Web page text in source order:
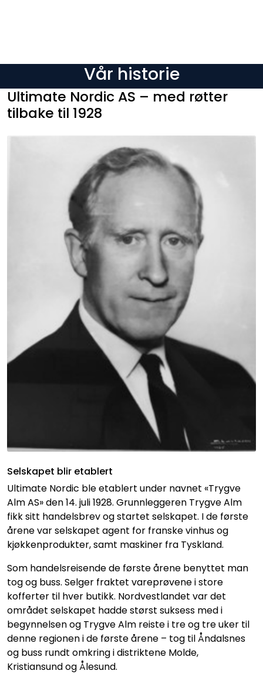
Vår historie
Selskapet blir etablert
Ultimate Nordic ble etablert under navnet «Trygve
Alm AS» den 14. juli 1928. Grunnleggeren Trygve Alm
fikk sitt handelsbrev og startet selskapet. I de første
årene var selskapet agent for franske vinhus og
kjøkkenprodukter, samt maskiner fra Tyskland.
Som handelsreisende de første årene benyttet man
tog og buss. Selger fraktet vareprøvene i store
kofferter til hver butikk. Nordvestlandet var det
området selskapet hadde størst suksess med i
begynnelsen og Trygve Alm reiste i tre og tre uker til
denne regionen i de første årene – tog til Åndalsnes
og buss rundt omkring i distriktene Molde,
Kristiansund og Ålesund.
Ultimate Nordic AS – med røtter
tilbake til 1928
Mediaportalen